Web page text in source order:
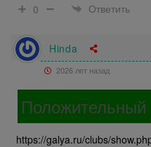
0
Ответить
Hinda
2026 лет назад
Положительный
https://galya.ru/clubs/